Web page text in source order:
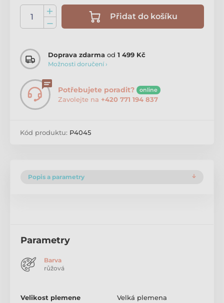
Přidat do košíku
Doprava zdarma od 1 499 Kč
Možnosti doručení ›
Potřebujete poradit? online
Zavolejte na +420 771 194 837
Kód produktu: P4045
Popis a parametry
Parametry
Barva
růžová
Velikost plemene Velká plemena